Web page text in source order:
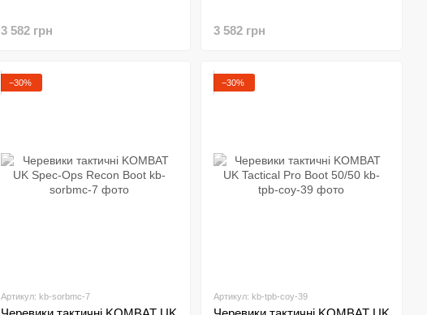
3 582 грн 3 582 грн
−30%
Артикул: kb-sorbmc-7
−30%
Артикул: kb-tpb-coy-39